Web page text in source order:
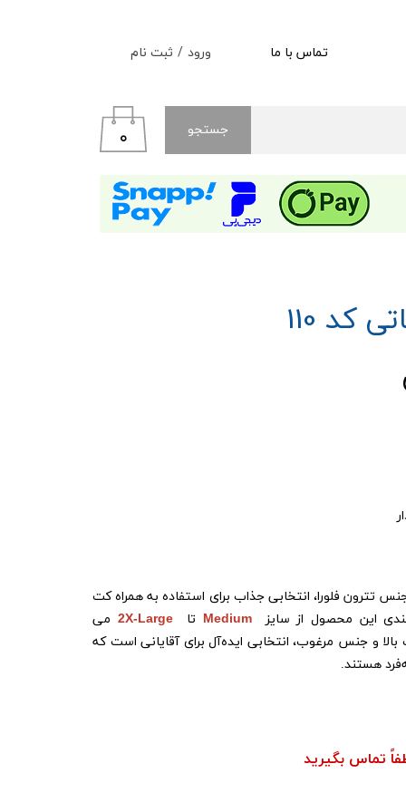
ورود / ثبت نام
تغییر گذر واژه
سفارشات
خروج از حساب کاربری
تماس با ما
جستجو ۰
کد 110
تترون فلورا، انتخابی جذاب برای استفاده به همراه کت
این محصول از سایزMedium تا2X-Large می
و جنس مرغوب، انتخابی ایده‌آل برای آقایانی است که
هستند.
تماس بگیرید